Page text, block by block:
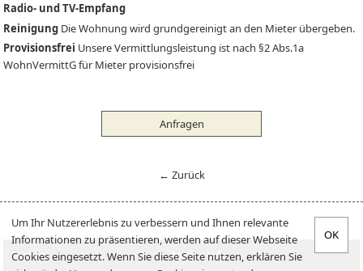
Radio- und TV-Empfang
Reinigung Die Wohnung wird grundgereinigt an den Mieter übergeben.
Provisionsfrei Unsere Vermittlungsleistung ist nach §2 Abs.1a
WohnVermittG für Mieter provisionsfrei
Anfragen
← Zurück
Suchen
Mieter-Info
Um Ihr Nutzererlebnis zu verbessern und Ihnen relevante
Informationen zu präsentieren, werden auf dieser Webseite
Cookies eingesetzt. Wenn Sie diese Seite nutzen, erklären Sie